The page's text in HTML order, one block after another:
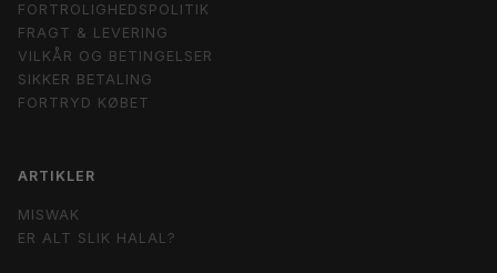
FORTROLIGHEDSPOLITIK
FRAGT & LEVERING
VILKÅR OG BETINGELSER
SIKKER BETALING
FORTRYD KØBET
ARTIKLER
MISWAK
ER ALT SLIK HALAL?